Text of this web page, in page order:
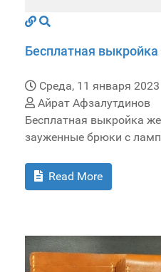
Бесплатная
Среда, 11 января
Айрат Афзалутдинов
Бесплатная выкройка
зауженные брюки с
Read More